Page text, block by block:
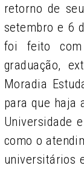
retorno de
setembro e 6
foi feito com
graduação,
Moradia
para que haja
Universidade
como o
universitários